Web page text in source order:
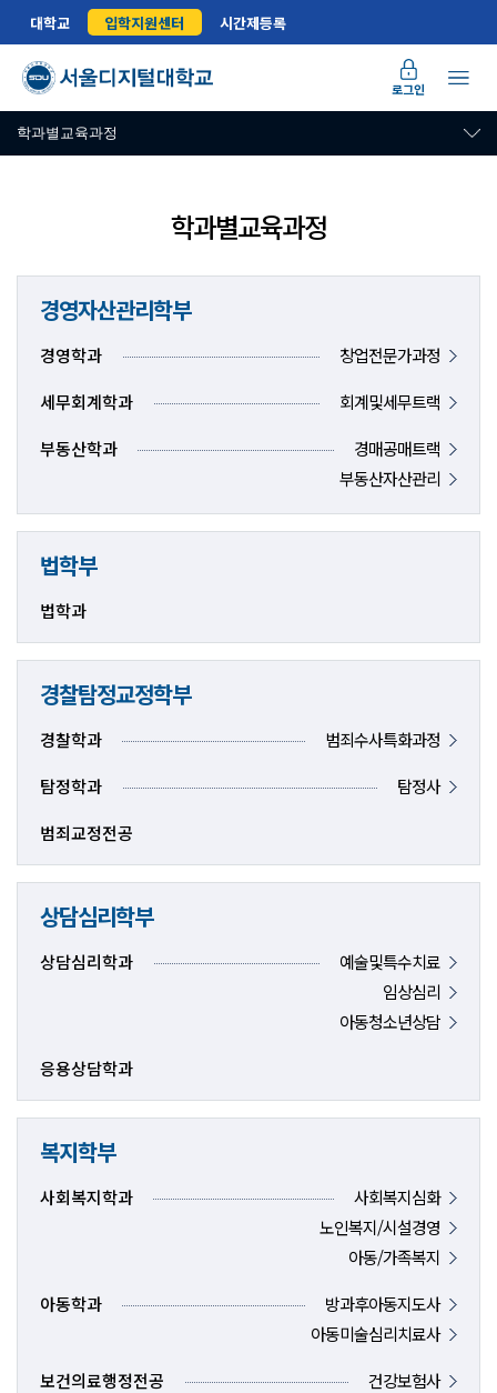
대학교 입학지원센터 시간제등록
로그인
학과별교육과정
학과별교육과정
경영자산관리학부
경영학과
창업전문가과정
세무회계학과
회계및세무트랙
부동산학과
경매공매트랙
부동산자산관리
법학부
법학과
경찰탐정교정학부
경찰학과
범죄수사특화과정
탐정학과
탐정사
범죄교정전공
상담심리학부
상담심리학과
예술및특수치료
임상심리
아동청소년상담
응용상담학과
복지학부
사회복지학과
사회복지심화
노인복지/시설경영
아동/가족복지
아동학과
방과후아동지도사
아동미술심리치료사
보건의료행정전공
건강보험사